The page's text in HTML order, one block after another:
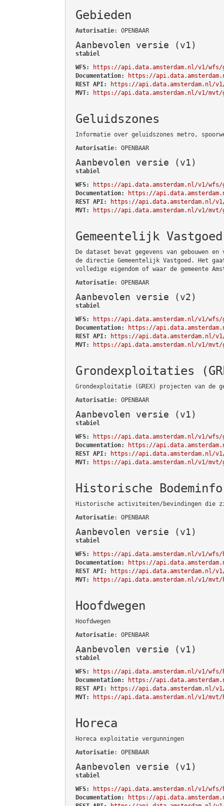
Gebieden
Autorisatie: OPENBAAR
Aanbevolen versie (v1)
stabiel
WFS:
https://api.data.amsterdam.nl/v1/wfs/
Documentation:
https://
REST API:
https://api.data.amsterdam.nl/
MVT:
https://api.data.amsterdam.nl/v1/mvt/
Geluidszones
Informatie over geluidszones metro,
Autorisatie: OPENBAAR
Aanbevolen versie (v1)
stabiel
WFS:
https://api.data.amsterdam.nl/v1/wfs/
Documentation:
https://
REST API:
https://api.data.amsterdam.nl/
MVT:
https://api.data.amsterdam.nl/v1/mvt/
Gemeentelijk Vastgoed
De dataset bevat gegevens van gebouwen
de directie Gemeentelijk Vastgoed. Het
volledige eigendom of waar de gemeente
Autorisatie: OPENBAAR
Aanbevolen versie (v2)
stabiel
WFS:
https://api.data.amsterdam.nl/v1/wfs/
Documentation:
https://
REST API:
https://api.data.amsterdam.nl/
MVT:
https://api.data.amsterdam.nl/v1/mvt/
Grondexploitaties
Grondexploitatie (GREX) projecten van de
Autorisatie: OPENBAAR
Aanbevolen versie (v1)
stabiel
WFS:
https://api.data.amsterdam.nl/v1/wfs/
Documentation:
https://
REST API:
https://api.data.amsterdam.nl/
MVT:
https://api.data.amsterdam.nl/v1/mvt/
Historische
Historische activiteiten/bevindingen die
Autorisatie: OPENBAAR
Aanbevolen versie (v1)
stabiel
WFS:
https://api.data.amsterdam.nl/v1/wfs/
Documentation:
https://
REST API:
https://api.data.amsterdam.nl/
MVT:
https://api.data.amsterdam.nl/v1/mvt/
Hoofdwegen
Hoofdwegen
Autorisatie: OPENBAAR
Aanbevolen versie (v1)
stabiel
WFS:
https://api.data.amsterdam.nl/v1/wfs/
Documentation:
https://
REST API:
https://api.data.amsterdam.nl/
MVT:
https://api.data.amsterdam.nl/v1/mvt/
Horeca
Horeca exploitatie vergunningen
Autorisatie: OPENBAAR
Aanbevolen versie (v1)
stabiel
WFS:
https://api.data.amsterdam.nl/v1/wfs/
Documentation:
https://